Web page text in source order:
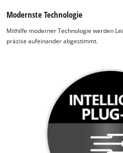
Wir benötigen
Google
This content is
to trackers that
visitor. The
Modernste Technologie
Mithilfe moderner Technologie werden
präzise aufeinander abgestimmt.